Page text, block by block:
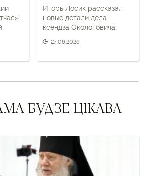
Игорь Лосик рассказал
новые детали дела
ксендза Околотовича
27.06.2026
БУДЗЕ ЦІКАВА